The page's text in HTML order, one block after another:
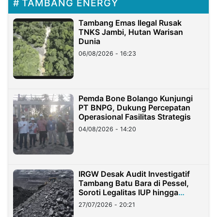
TAMBANG ENERGY
Tambang Emas Ilegal Rusak
TNKS Jambi, Hutan Warisan
Dunia
06/08/2026 - 16:23
Pemda Bone Bolango Kunjungi
PT BNPG, Dukung Percepatan
Operasional Fasilitas Strategis
04/08/2026 - 14:20
IRGW Desak Audit Investigatif
Tambang Batu Bara di Pessel,
Soroti Legalitas IUP hingga
Stockpile
27/07/2026 - 20:21